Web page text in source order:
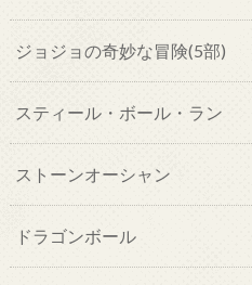
ジョジョの奇妙な冒険(5部)
スティール・ボール・ラン
ストーンオーシャン
ドラゴンボール